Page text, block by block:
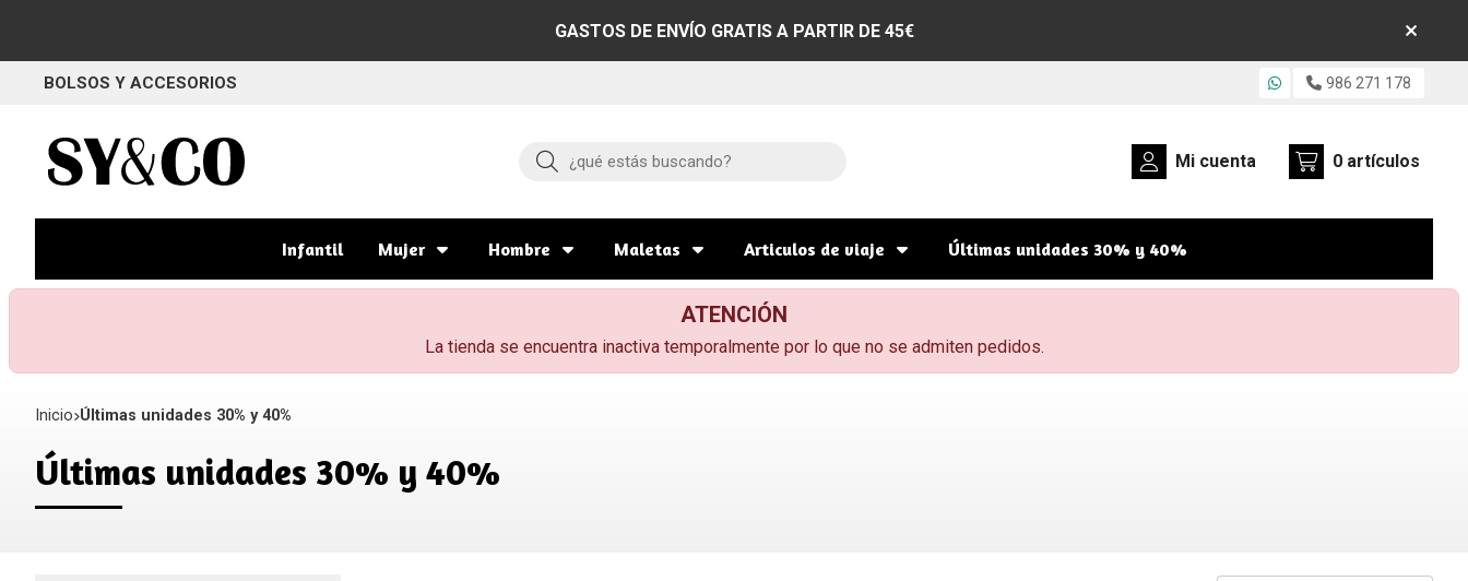
GASTOS DE ENVÍO GRATIS A PARTIR DE 45€
BOLSOS Y ACCESORIOS 986 271 178
Buscar Mi cuenta 0 artículos
Infantil Mujer Hombre Maletas Articulos de viaje Últimas unidades 30% y 40%
ATENCIÓN
La tienda se encuentra inactiva temporalmente por lo que no se admiten pedidos.
Inicio Últimas unidades 30% y 40%
Últimas unidades 30% y 40%